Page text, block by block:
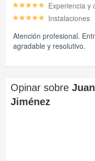
Experiencia y
Instalaciones
Atención profesional.
agradable y resolutivo.
Opinar sobre
Jiménez